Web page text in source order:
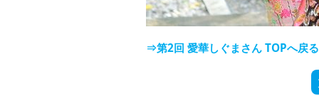
⇒第2回 愛華しぐまさん TOPへ戻る